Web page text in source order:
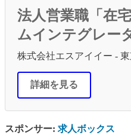
法人営業職「在
ムインテグレー
株式会社エスアイイー -
詳細を見る
スポンサー: 求人ボックス